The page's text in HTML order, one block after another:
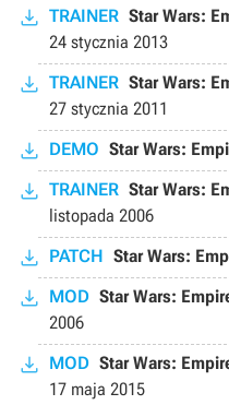
TRAINER Star Wars:
24 stycznia 2013
TRAINER Star Wars:
27 stycznia 2011
DEMO Star Wars:
TRAINER Star Wars:
listopada 2006
PATCH Star Wars:
MOD Star Wars:
2006
MOD Star Wars:
17 maja 2015